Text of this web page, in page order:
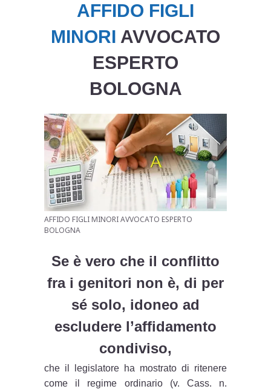
AFFIDO FIGLI
MINORI AVVOCATO
ESPERTO
BOLOGNA
AFFIDO FIGLI MINORI AVVOCATO ESPERTO
BOLOGNA
Se è vero che il conflitto
fra i genitori non è, di per
sé solo, idoneo ad
escludere l’affidamento
condiviso,
che il legislatore ha mostrato di ritenere
come il regime ordinario (v. Cass. n.